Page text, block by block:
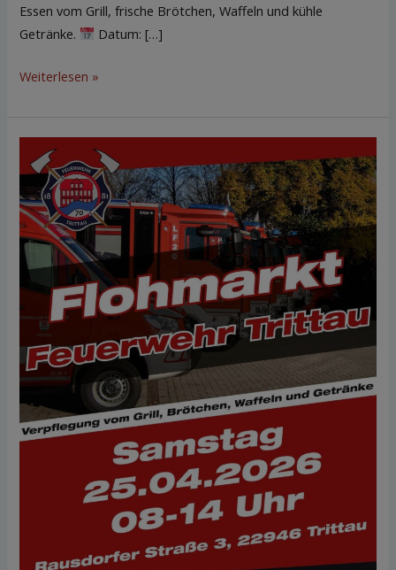
Essen vom Grill, frische Brötchen, Waffeln und kühle
Getränke.
Datum: […]
Weiterlesen »
Flohmarkt
25.
April
2026